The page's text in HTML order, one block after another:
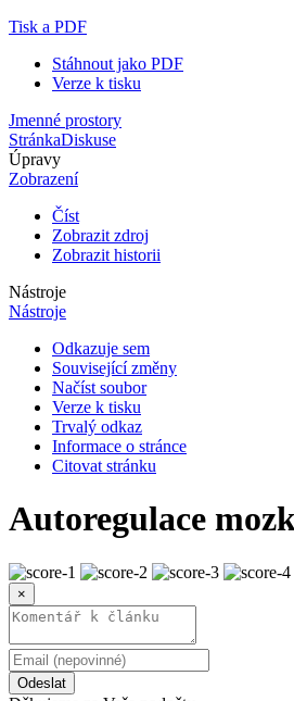
Tisk a PDF
Stáhnout jako PDF
Verze k tisku
Jmenné prostory
StránkaDiskuse
Úpravy
Zobrazení
Číst
Zobrazit zdroj
Zobrazit historii
Nástroje
Nástroje
Odkazuje sem
Související změny
Načíst soubor
Verze k tisku
Trvalý odkaz
Informace o stránce
Citovat stránku
Autoregulace
×
Odeslat